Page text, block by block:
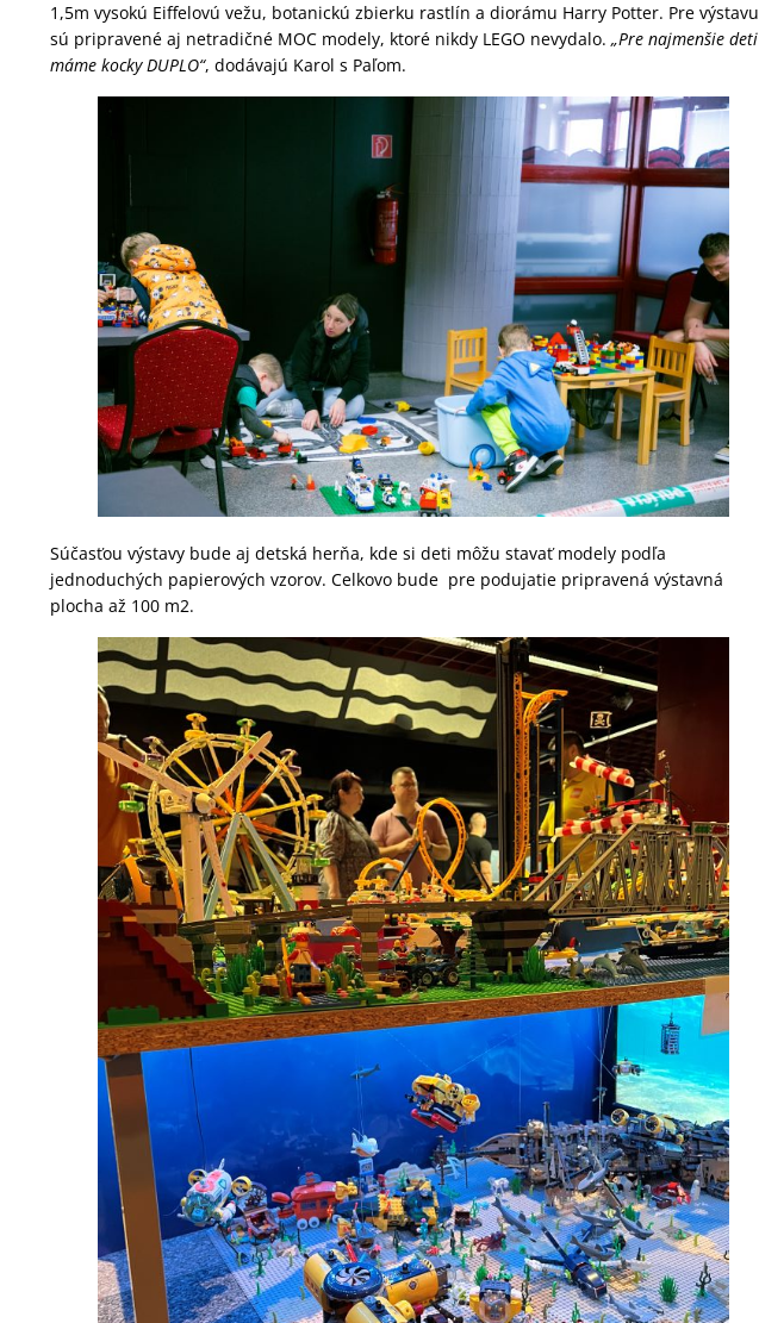
1,5m vysokú Eiffelovú vežu, botanickú zbierku rastlín a diorámu Harry Potter. Pre výstavu
sú pripravené aj netradičné MOC modely, ktoré nikdy LEGO nevydalo. „Pre najmenšie deti
máme kocky DUPLO“, dodávajú Karol s Paľom.
Súčasťou výstavy bude aj detská herňa, kde si deti môžu stavať modely podľa
jednoduchých papierových vzorov. Celkovo bude pre podujatie pripravená výstavná
plocha až 100 m2.